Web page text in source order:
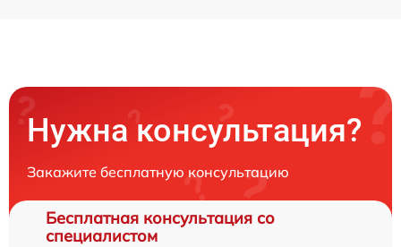
Нужна консультация?
Закажите бесплатную консультацию
Бесплатная консультация со
специалистом